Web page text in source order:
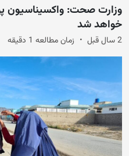
وزارت صحت: واکسیناسیون
خواهد شد
2 سال قبل زمان مطالعه 1 دقیقه